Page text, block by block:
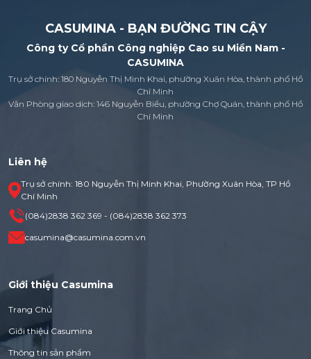
CASUMINA - BẠN ĐƯỜNG TIN CẬY
Công ty Cổ phần Công nghiệp Cao su Miền Nam -
CASUMINA
Trụ sở chính: 180 Nguyễn Thị Minh Khai, phường Xuân Hòa, thành phố Hồ
Chí Minh
Văn Phòng giao dịch: 146 Nguyễn Biểu, phường Chợ Quán, thành phố Hồ
Chí Minh
Liên hệ
Trụ sở chính: 180 Nguyễn Thị Minh Khai, Phường Xuân Hòa, TP Hồ
Chí Minh
(084)2838 362 369 - (084)2838 362 373
casumina@casumina.com.vn
Giới thiệu Casumina
Trang Chủ
Giới thiệu Casumina
Thông tin sản phẩm